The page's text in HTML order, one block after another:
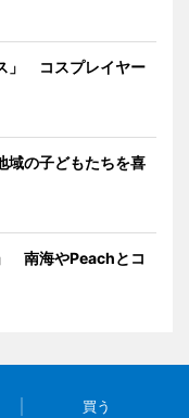
」 コスプレイヤー
の子どもたちを喜
南海やPeachとコ
買う